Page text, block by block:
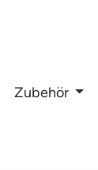
Zubehör